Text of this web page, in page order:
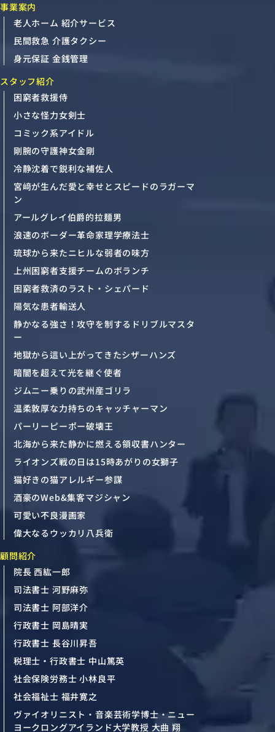
事業案内
老人ホーム 紹介サービス
民間救急 介護タクシー
身元保証 金銭管理
スタッフ紹介
困窮者救援侍
小さな怪力女剣士
コミック系アイドル
剛腕の守護神女金剛
冷静沈着で鋭利な補佐人
宮﨑が生んだ愛と幸せとスピードのラガーマ
ン
アールグレイ伯爵的拉麺男
浪速のボーダー革命家理学療法士
琉球から来たニヒルな弱者の味方
上州困窮者支援チームのボランチ
困窮者救済のラスト・シェパード
陽気な患者輸送人
静かなる強さ！攻守を制するドリブルマスタ
ー
地獄から這い上がってきたシザーハンズ
暗闇を超えて光を継ぐ使者
ジムニー乗りの武州産ゴリラ
温柔敦厚な力持ちのキャッチャーマン
パーリーピーポー破壊王
北海から来た静かに燃える領収書ハンター
ライオンズ戦の日は15時あがりの女獅子
猫好きの猫アレルギー参謀
酒豪のWeb&集客マジシャン
可愛い不良漫画家
偉大なるウッカリ八兵衛
顧問紹介
院長 西紘一郎
司法書士 河野麻弥
司法書士 阿部洋介
行政書士 岡島晴実
行政書士 長谷川昇吾
税理士・行政書士 中山篤英
社会保険労務士 小林良平
社会福祉士 福井寛之
ヴァイオリニスト・音楽芸術学博士・ニュー
ヨークロングアイランド大学教授 大曲 翔